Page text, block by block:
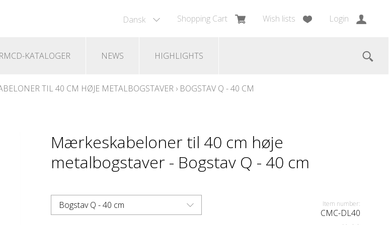
Dansk Shopping Cart Wish lists Login
RMCD-KATALOGER NEWS HIGHLIGHTS
TIL 40 CM HØJE METALBOGSTAVER › BOGSTAV Q - 40 CM
Mærkeskabeloner til 40 cm høje
metalbogstaver - Bogstav Q - 40 cm
Bogstav Q - 40 cm Item number:
CMC-DL40